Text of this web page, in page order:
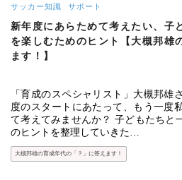
サッカー知識 サポート
新年度にあらためて考えたい、子
を楽しむためのヒント【大槻邦雄
ます！】
「育成のスペシャリスト」大槻邦雄
度のスタートにあたって、もう一度
て考えてみませんか？ 子どもたちと
のヒントを整理していきた…
大槻邦雄の育成年代の「？」に答えます！